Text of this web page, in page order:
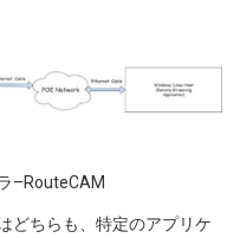
–RouteCAM
どちらも、特定のアプリケ